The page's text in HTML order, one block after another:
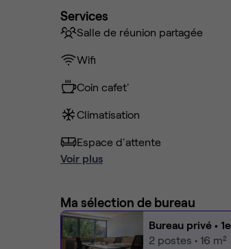
Services
Salle de réunion partagée
Wifi
Coin cafet'
Climatisation
Espace d'attente
Voir plus
Ma sélection de bureau
Bureau privé •
2 postes • 16 m²